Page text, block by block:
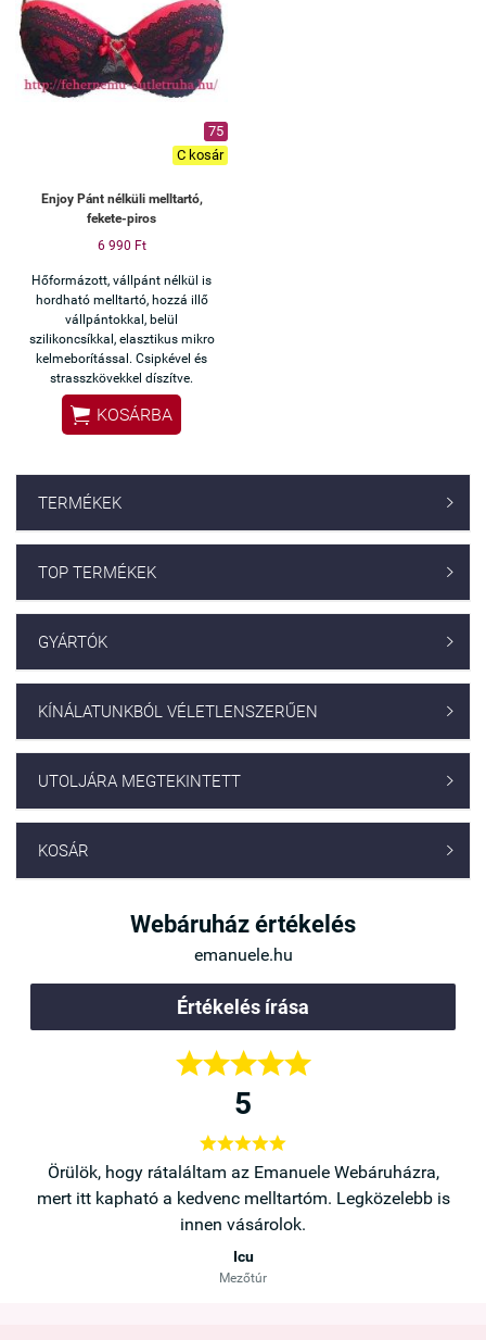
75
C kosár
Enjoy Pánt nélküli melltartó,
fekete-piros
6 990 Ft
Hőformázott, vállpánt nélkül is
hordható melltartó, hozzá illő
vállpántokkal, belül
szilikoncsíkkal, elasztikus mikro
kelmeborítással. Csipkével és
strasszkövekkel díszítve.
 KOSÁRBA
TERMÉKEK 
TOP TERMÉKEK 
GYÁRTÓK 
KÍNÁLATUNKBÓL VÉLETLENSZERŰEN 
UTOLJÁRA MEGTEKINTETT 
KOSÁR 
Webáruház értékelés
emanuele.hu
Értékelés írása

5

Örülök, hogy rátaláltam az Emanuele Webáruházra,
mert itt kapható a kedvenc melltartóm. Legközelebb is
innen vásárolok.
Icu
Mezőtúr